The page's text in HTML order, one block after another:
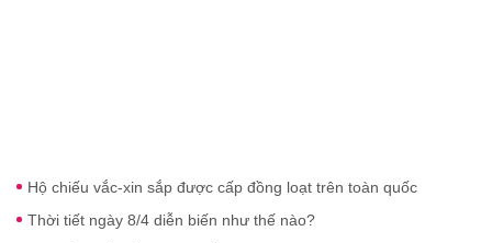
Hộ chiếu vắc-xin sắp được cấp đồng loạt trên toàn quốc
Thời tiết ngày 8/4 diễn biến như thế nào?